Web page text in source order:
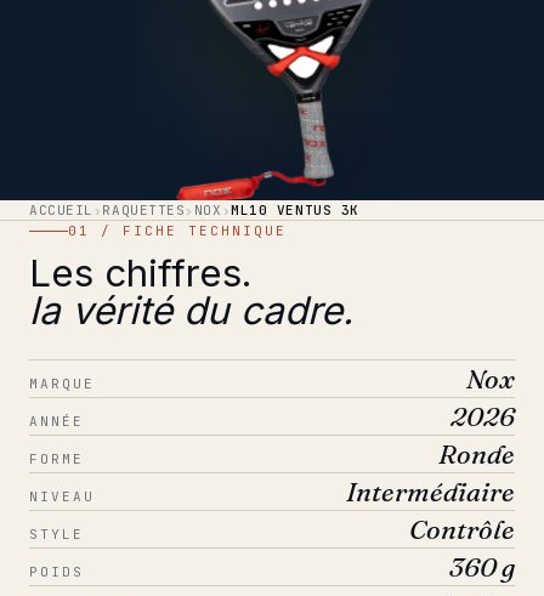
ACCUEIL › RAQUETTES › NOX ›ML10 VENTUS 3K
01 / FICHE TECHNIQUE
Les chiffres.
la vérité du cadre.
MARQUE Nox
ANNÉE 2026
FORME Ronde
NIVEAU Intermédiaire
STYLE Contrôle
POIDS 360 g